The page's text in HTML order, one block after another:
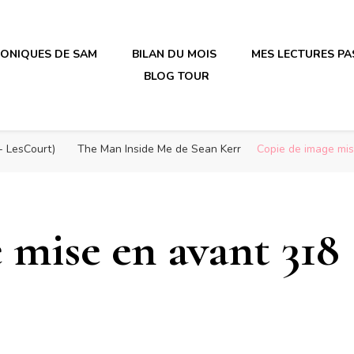
DE SAM BILAN DU MOIS
MES LECTURES
BLOG TOUR
LesCourt) The Man Inside Me de Sean Kerr Copie de image
en avant 318